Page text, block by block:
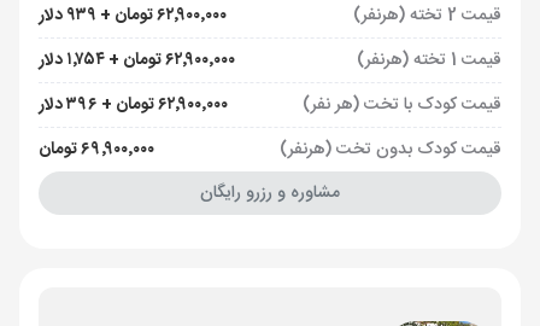
قیمت 2 تخته (هرنفر)
۶۲٬۹۰۰٬۰۰۰ تومان + ۹۳۹ دلار
قیمت 1 تخته (هرنفر)
۶۲٬۹۰۰٬۰۰۰ تومان + ۱٬۷۵۴ دلار
قیمت کودک با تخت (هر نفر)
۶۲٬۹۰۰٬۰۰۰ تومان + ۳۹۶ دلار
قیمت کودک بدون تخت (هرنفر)
۶۹٬۹۰۰٬۰۰۰ تومان
مشاوره و رزرو رایگان